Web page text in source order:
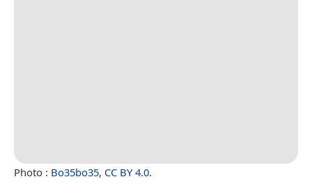
Photo : Bo35bo35, CC BY 4.0.